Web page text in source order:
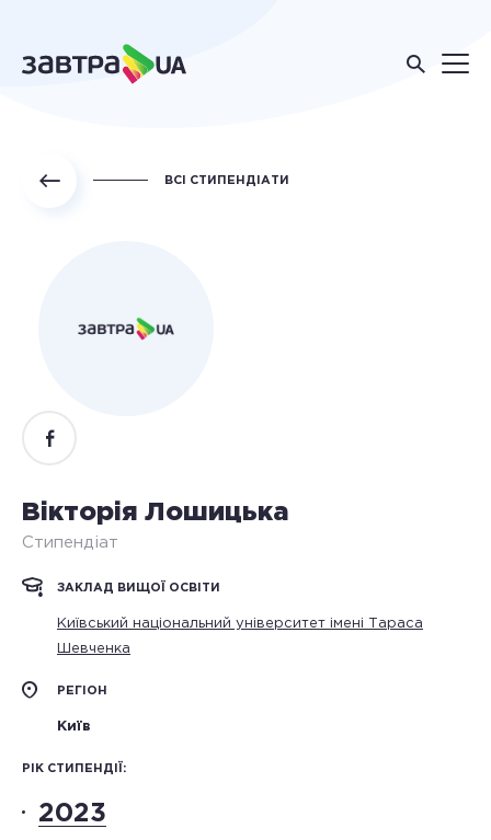
ВСІ СТИПЕНДІАТИ
Вікторія Лошицька
Стипендіат
ЗАКЛАД ВИЩОЇ ОСВІТИ
Київський національний університет імені Тараса
Шевченка
РЕГІОН
Київ
РІК СТИПЕНДІЇ:
2023